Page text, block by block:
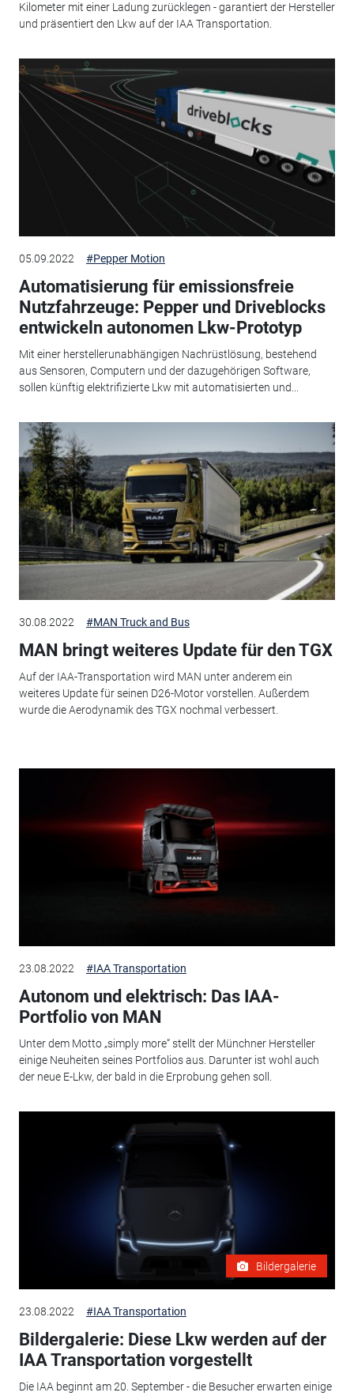
Kilometer mit einer Ladung zurücklegen - garantiert der Hersteller
und präsentiert den Lkw auf der IAA Transportation.
05.09.2022 #Pepper Motion
Automatisierung für emissionsfreie
Nutzfahrzeuge: Pepper und Driveblocks
entwickeln autonomen Lkw-Prototyp
Mit einer herstellerunabhängigen Nachrüstlösung, bestehend
aus Sensoren, Computern und der dazugehörigen Software,
sollen künftig elektrifizierte Lkw mit automatisierten und...
30.08.2022 #MAN Truck and Bus
MAN bringt weiteres Update für den TGX
Auf der IAA-Transportation wird MAN unter anderem ein
weiteres Update für seinen D26-Motor vorstellen. Außerdem
wurde die Aerodynamik des TGX nochmal verbessert.
23.08.2022 #IAA Transportation
Autonom und elektrisch: Das IAA-
Portfolio von MAN
Unter dem Motto „simply more“ stellt der Münchner Hersteller
einige Neuheiten seines Portfolios aus. Darunter ist wohl auch
der neue E-Lkw, der bald in die Erprobung gehen soll.
Bildergalerie
23.08.2022 #IAA Transportation
Bildergalerie: Diese Lkw werden auf der
IAA Transportation vorgestellt
Die IAA beginnt am 20. September - die Besucher erwarten einige